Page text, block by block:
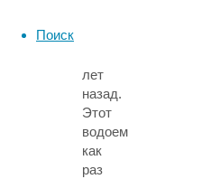
Поиск
лет
назад.
Этот
водоем
как
раз